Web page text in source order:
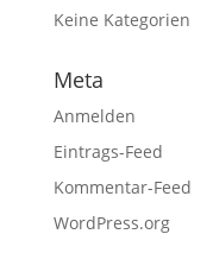
Keine Kategorien
Meta
Anmelden
Eintrags-Feed
Kommentar-Feed
WordPress.org